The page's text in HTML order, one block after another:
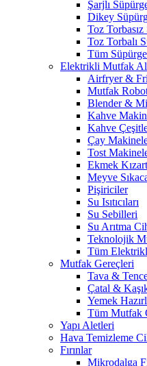
Şarjlı
Dikey
Toz
Toz Torbalı
Tüm
Elektrikli Mutfak
Airfryer &
Mutfak
Blender &
Kahve
Kahve
Çay
Tost
Ekmek
Meyve
Pişiriciler
Su Isıtıcıları
Su Sebilleri
Su Arıtma
Teknolojik
Tüm
Mutfak Gereçleri
Tava &
Çatal &
Yemek
Tüm Mutfak
Yapı Aletleri
Hava Temizleme
Fırınlar
Mikrodalga